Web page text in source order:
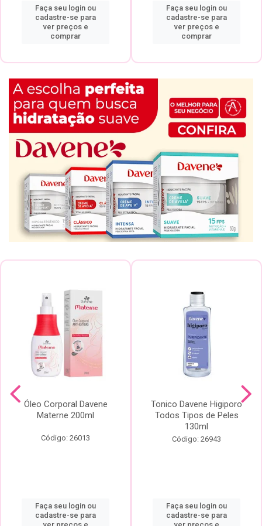
Faça seu login ou
cadastre-se para
ver preços e
comprar
Faça seu login ou
cadastre-se para
ver preços e
comprar
Óleo Corporal Davene
Materne 200ml
Código: 26013
Faça seu login ou
cadastre-se para
Tonico Davene Higiporo
Todos Tipos de Peles
130ml
Código: 26943
Faça seu login ou
cadastre-se para